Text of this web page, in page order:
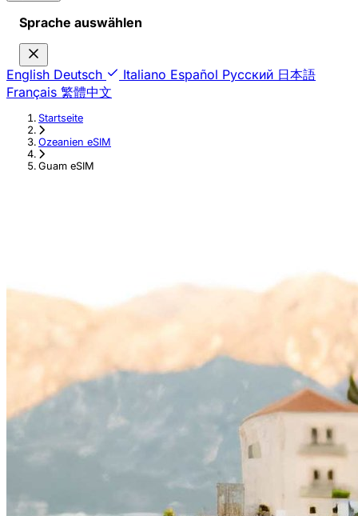
Sprache auswählen
English Deutsch Italiano Español Русский 日本語
Français 繁體中文
Startseite
›
Ozeanien eSIM
›
Guam eSIM